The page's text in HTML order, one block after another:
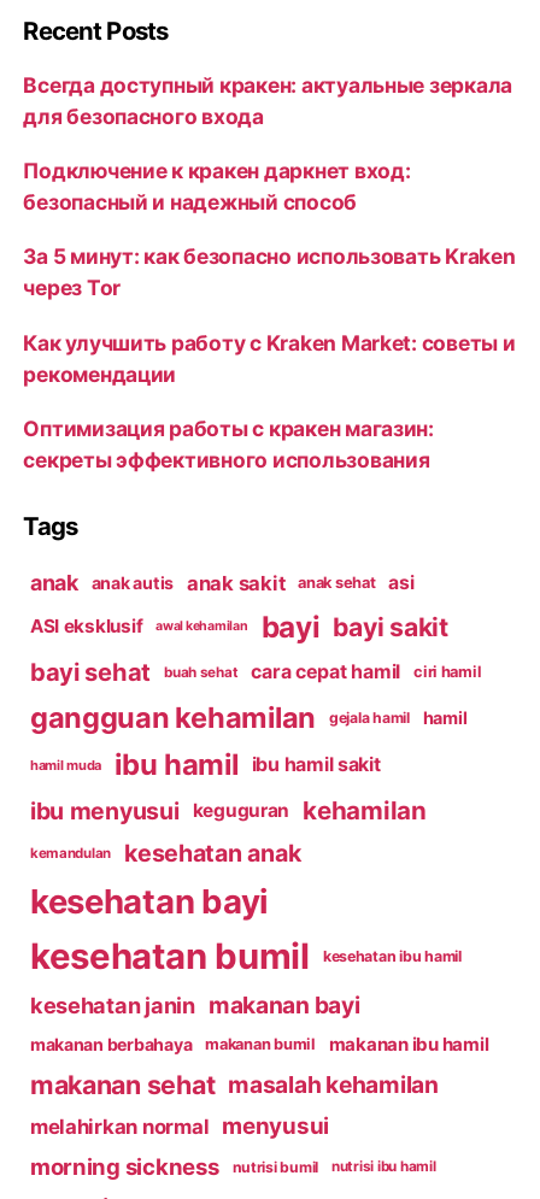
Recent Posts
Всегда доступный кракен: актуальные зеркала
для безопасного входа
Подключение к кракен даркнет вход:
безопасный и надежный способ
За 5 минут: как безопасно использовать Kraken
через Tor
Как улучшить работу с Kraken Market: советы и
рекомендации
Оптимизация работы с кракен магазин:
секреты эффективного использования
Tags
anak anak autis anak sakit anak sehat
asi
ASI eksklusif
awal kehamilan bayi bayi sakit
bayi sehat buah sehat cara cepat hamil ciri hamil
gangguan kehamilan gejala hamil hamil
hamil muda ibu hamil ibu hamil sakit
ibu menyusui keguguran kehamilan
kemandulan kesehatan anak
kesehatan bayi
kesehatan bumil kesehatan ibu hamil
kesehatan janin makanan bayi
makanan berbahaya makanan bumil makanan ibu hamil
makanan sehat masalah kehamilan
melahirkan normal menyusui
morning sickness nutrisi bumil nutrisi ibu hamil